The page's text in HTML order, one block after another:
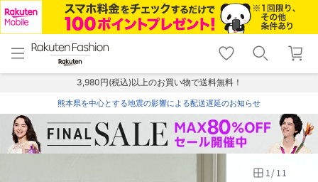
menu home
トップ
shopping_cart lock_outline
ログイン
3,980円(税込)以上のお買い物で送料無料！
熊本県を中心とする地震の影響による配送遅延のお知らせ
1/11